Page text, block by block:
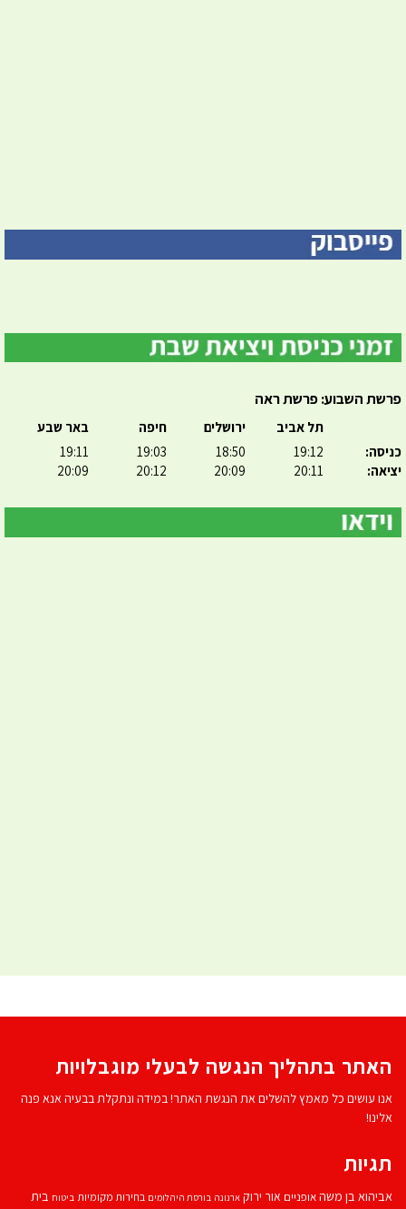
פרשת השבוע: פרשת ראה
כניסה:
יציאה:
תל אביב
19:12
20:11
ירושלים
18:50
20:09
חיפה
19:03
20:12
באר שבע
19:11
20:09
האתר בתהליך הנגשה לבעלי מוגבלויות
אנו עושים כל מאמץ להשלים את הנגשת האתר! במידה ונתקלת בבעיה אנא פנה
אלינו!
תגיות
אביהוא בן משהאופניים אור ירוק ארנונה בורסת היהלומים בחירות מקומיות ביטוח בית